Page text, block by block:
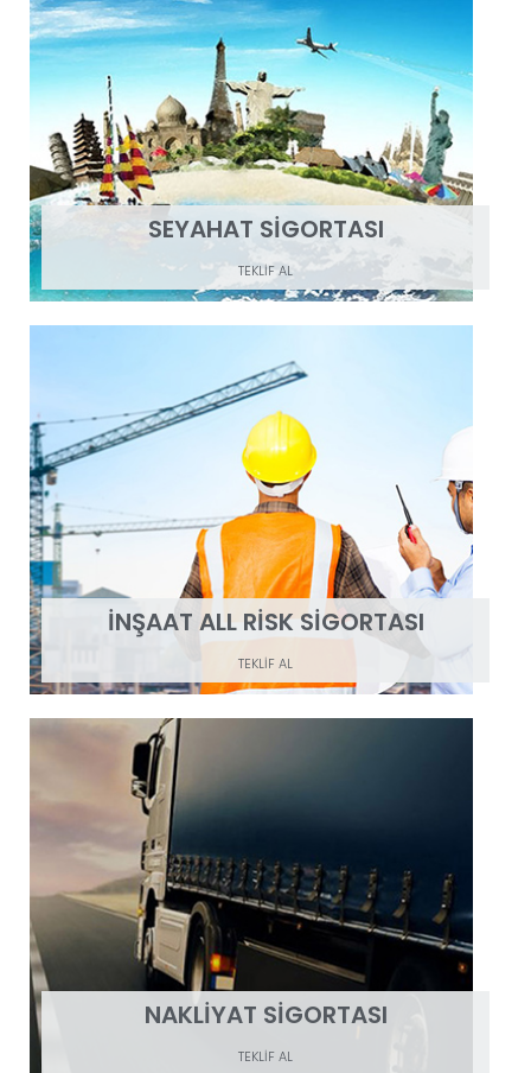
SEYAHAT SİGORTASI
TEKLİF AL
İNŞAAT ALL RİSK SİGORTASI
TEKLİF AL
NAKLİYAT SİGORTASI
TEKLİF AL